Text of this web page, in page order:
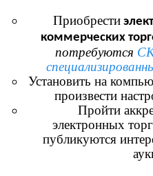
Приобрести
коммерческих
потребуются
Установить на
произвести
Пройти
электронных
публикуются